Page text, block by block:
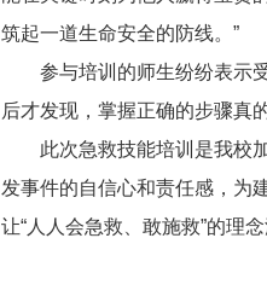
筑起一道生命安全的防线。”
参与培训的师生纷纷表示
后才发现，掌握正确的步骤真
此次急救技能培训是我校
发事件的自信心和责任感，为
让“人人会急救、敢施救”的理念